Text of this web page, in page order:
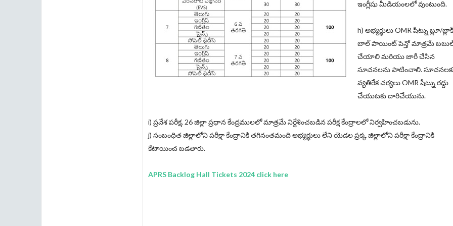
ఇంగ్లీషు మీడియంలలో వుంటుంది.
h) అభ్యర్థులు OMR షీట్ను బ్లూ/బ్లాక్
బాల్ పాయింట్ పెన్తో మాత్రమే
చేయాలి మరియు జారీ చేసిన
సూచనలను పాటించాలి.
వ్యతిరేక చర్యలు OMR షీట్ను రద్దు
చేయుటకు దారిచేయును.
i) ప్రవేశ పరీక్ష, 26 జిల్లా ప్రధాన కేంద్రములలో మాత్రమే నిర్దేశించబడిన పరీక్ష కేంద్రాలలో నిర్వహించబడును.
j) సంబంధిత జిల్లాలోని పరీక్షా కేంద్రానికి తగినంతమంది అభ్యర్థులు లేని యెడల ప్రక్క జిల్లాలోని పరీక్షా కేంద్రానికి
కేటాయించ బడతారు.
APRS Backlog Hall Tickets 2024 click here